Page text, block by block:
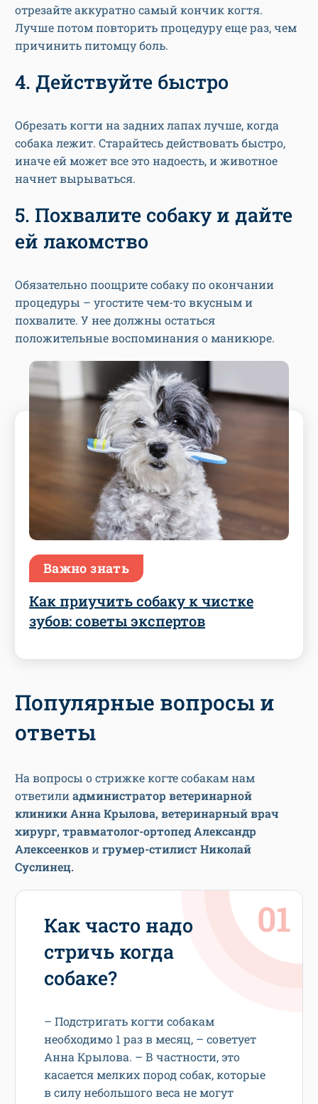
отрезайте аккуратно самый кончик когтя.
Лучше потом повторить процедуру еще раз, чем
причинить питомцу боль.
4. Действуйте быстро
Обрезать когти на задних лапах лучше, когда
собака лежит. Старайтесь действовать быстро,
иначе ей может все это надоесть, и животное
начнет вырываться.
5. Похвалите собаку и дайте
ей лакомство
Обязательно поощрите собаку по окончании
процедуры – угостите чем-то вкусным и
похвалите. У нее должны остаться
положительные воспоминания о маникюре.
Важно знать
Как приучить собаку к чистке
зубов: советы экспертов
Популярные вопросы и
ответы
На вопросы о стрижке когте собакам нам
ответили администратор ветеринарной
клиники Анна Крылова, ветеринарный врач
хирург, травматолог-ортопед Александр
Алексеенкови грумер-стилист Николай
Суслинец.
Как часто надо
стричь когда
собаке?
– Подстригать когти собакам
необходимо 1 раз в месяц, – советует
Анна Крылова. – В частности, это
касается мелких пород собак, которые
в силу небольшого веса не могут